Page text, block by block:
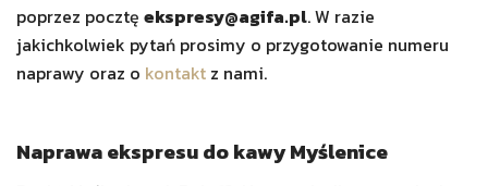
poprzez pocztę ekspresy@agifa.pl. W razie
jakichkolwiek pytań prosimy o przygotowanie numeru
naprawy oraz o kontakt z nami.
Naprawa ekspresu do kawy Myślenice